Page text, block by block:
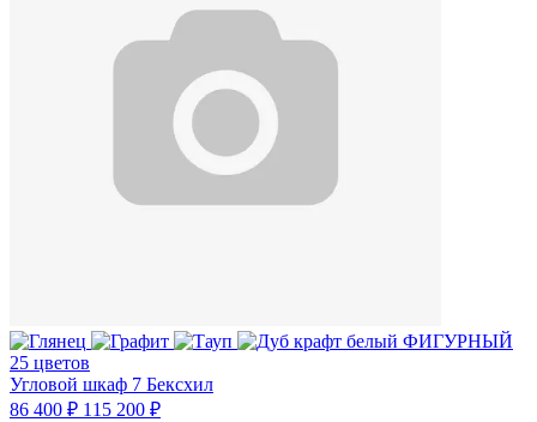
25 цветов
Угловой шкаф 7 Бексхил
86 400 ₽ 115 200 ₽